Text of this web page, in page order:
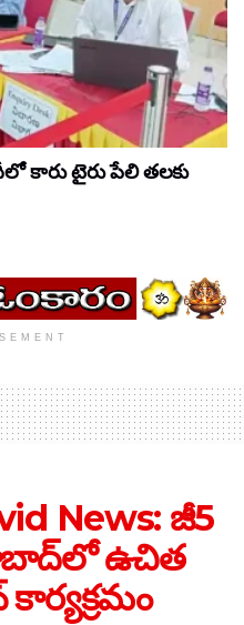
కారు టైరు పేలి తలకు
News: జీ5
ఉచిత